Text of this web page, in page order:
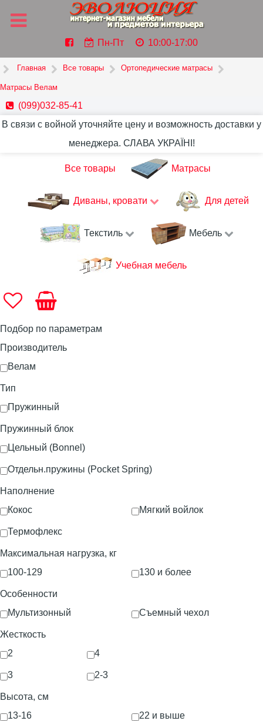
Пн-Пт 10:00-17:00
Главная Все товары Ортопедические матрасы
Матрасы Велам
(099)032-85-41
В связи с войной уточняйте цену и возможность доставки у
менеджера. СЛАВА УКРАЇНІ!
Все товары Матрасы
Диваны, кровати Для детей
Текстиль Мебель
Учебная мебель
Подбор по параметрам
Производитель
Велам
Тип
Пружинный
Пружинный блок
Цельный (Bonnel)
Отдельн.пружины (Pocket Spring)
Наполнение
Кокос
Термофлекс
Мягкий войлок
Максимальная нагрузка, кг
100-129
130 и более
Особенности
Мультизонный
Съемный чехол
Жесткость
2
3
4
2-3
Высота, см
13-16
22 и выше